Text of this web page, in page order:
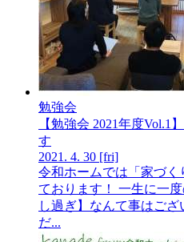
勉強会
【勉強会 2021年度Vol.1
す
2021. 4. 30 [fri]
令和ホームでは「家づく
ております！ 一生に一
し過ぎ】なんて事はござ
だ...